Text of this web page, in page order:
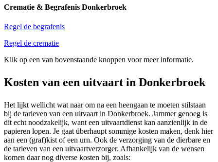
Crematie & Begrafenis Donkerbroek
Regel de begrafenis
Regel de crematie
Klik op een van bovenstaande knoppen voor meer informatie.
Kosten van een uitvaart in Donkerbroek
Het lijkt wellicht wat naar om na een heengaan te moeten stilstaan
bij de tarieven van een uitvaart in Donkerbroek. Jammer genoeg is
dit echt noodzakelijk, want een uitvaartdienst kan aanzienlijk in de
papieren lopen. Je gaat überhaupt sommige kosten maken, denk hier
aan een (graf)kist of een urn. Ook de verzorging van de dierbare en
de tarieven van een uitvaartverzorger. Afhankelijk van de wensen
komen daar nog diverse kosten bij, zoals: